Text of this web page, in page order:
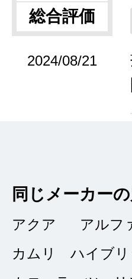
総合評価
2024/08/21
同じメーカー
アクア アルフ
カムリ ハイブリ